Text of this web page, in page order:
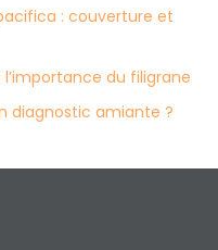
: couverture et
du filigrane
diagnostic amiante ?